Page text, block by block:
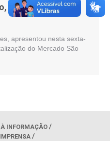
às margens da
apresentou nesta sexta-
do Mercado São
À INFORMAÇÃO